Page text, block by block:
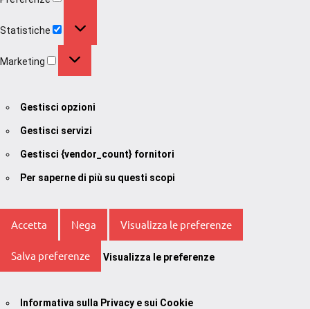
Statistiche
Marketing
Gestisci opzioni
Gestisci servizi
Gestisci {vendor_count} fornitori
Per saperne di più su questi scopi
Accetta Nega Visualizza le preferenze
Salva preferenze Visualizza le preferenze
Informativa sulla Privacy e sui Cookie